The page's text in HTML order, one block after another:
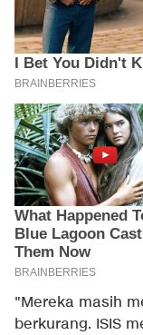
"Mereka masih
berkurang. ISIS